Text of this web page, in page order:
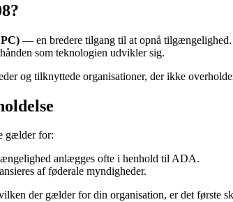
— en bredere tilgang til at opnå
som teknologien udvikler sig.
og tilknyttede organisationer, der ikke
gælder for:
anlægges ofte i henhold til ADA.
af føderale myndigheder.
der gælder for din organisation, er det første